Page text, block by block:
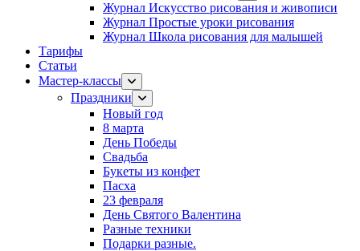
Журнал Искусство рисования и живописи
Журнал Простые уроки рисования
Журнал Школа рисования для малышей
Тарифы
Статьи
Мастер-классы
Праздники
Новый год
8 марта
День Победы
Свадьба
Букеты из конфет
Пасха
23 февраля
День Святого Валентина
Разные техники
Подарки разные.